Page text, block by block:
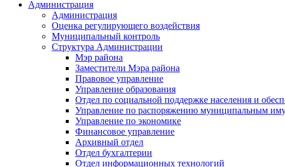
Администрация
Администрация
Оценка регулирующего воздействия
Муниципальный контроль
Структура Администрации
Мэр района
Заместители Мэра района
Правовое управление
Управление образования
Отдел по социальной поддержке населения и
Управление по распоряжению муниципальным
Управление по экономике
Финансовое управление
Архивный отдел
Отдел бухгалтерии
Отдел информационных технологий